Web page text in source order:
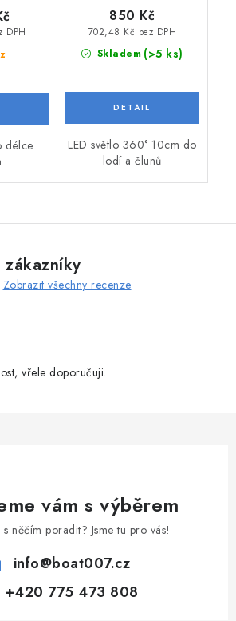
DPH
délce
Skladem (>5 ks)
702,48 Kč bez DPH
850 Kč
LED světlo 360° 10cm do
lodí a člunů
zákazníky
Zobrazit všechny recenze
vřele doporučuji.
vám s výběrem
něčím poradit? Jsme tu pro vás!
info@boat007.cz
+420 775 473 808